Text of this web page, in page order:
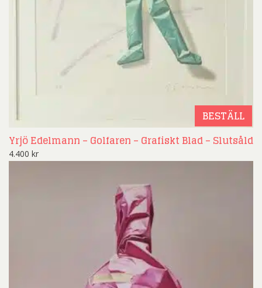
BESTÄLL
Yrjö Edelmann – Golfaren – Grafiskt Blad – Slutsåld
4.400 kr